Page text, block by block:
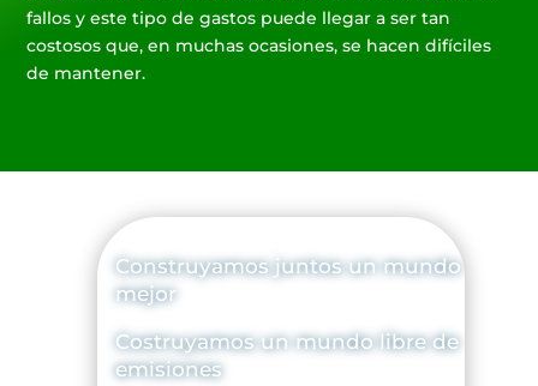
fallos y este tipo de gastos puede llegar a ser tan
costosos que, en muchas ocasiones, se hacen difíciles
de mantener.
Construyamos juntos un mundo
mejor
Costruyamos un mundo libre de
emisiones